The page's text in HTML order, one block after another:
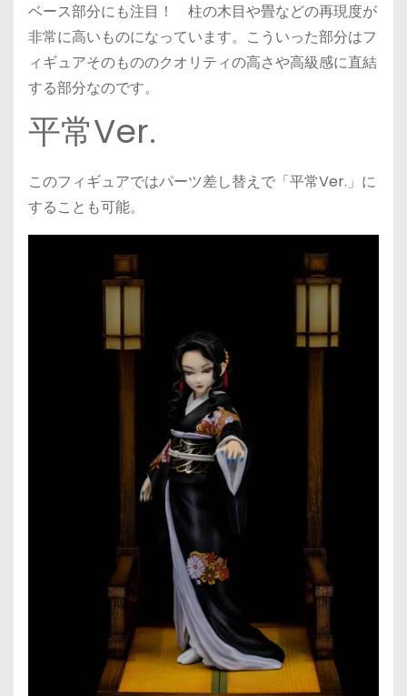
ベース部分にも注目！ 柱の木目や畳などの再現度が
非常に高いものになっています。こういった部分はフ
ィギュアそのもののクオリティの高さや高級感に直結
する部分なのです。
平常Ver.
このフィギュアではパーツ差し替えで「平常Ver.」に
することも可能。